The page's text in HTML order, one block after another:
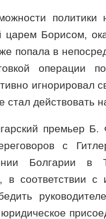
царем Борисом,
попала в
операции
игнорировал
действовать
премьер
с
Болгарии в
в соответствии